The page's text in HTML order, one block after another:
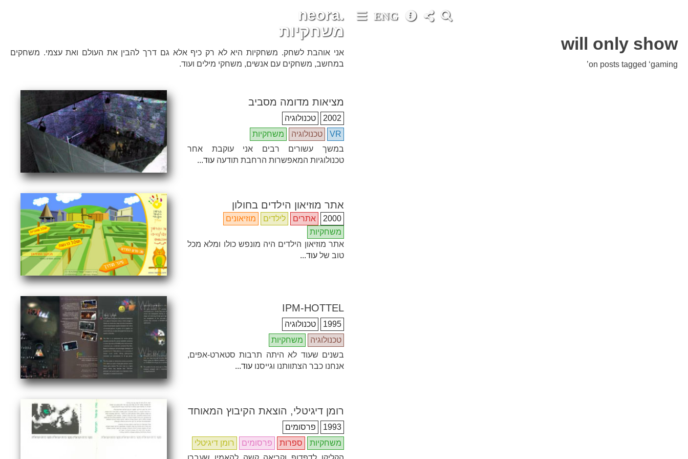
ENG
neora.
will only show
on posts tagged ‘gaming’
משחקיות
אני אוהבת לשחק. משחקיות היא לא רק כיף אלא גם דרך להבין את העולם ואת עצמי. משחקים
במחשב, משחקים עם אנשים, משחקי מילים ועוד.
מציאות מדומה מסביב
2002
טכנולוגיה
VR
טכנולוגיה
משחקיות
במשך עשורים רבים אני עוקבת אחר
טכנולוגיות המאפשרות הרחבת תודעה עוד...
אתר מוזיאון הילדים בחולון
2000 אתרים לילדים
מוזיאונים
משחקיות
אתר מוזיאון הילדים היה מונפש כולו ומלא מכל
טוב של עוד...
IPM-HOTTEL
1995
טכנולוגיה
טכנולוגיה
משחקיות
בשנים שעוד לא היתה תרבות סטארט-אפים,
אנחנו כבר הצתוותנו וגייסנו עוד...
רומן דיגיטלי, הוצאת הקיבוץ המאוחד
1993
פרסומים
משחקיות
ספרות פרסומים
רומן דיגיטלי
•••••••••••••••••••••••••••••••••••••••••••••••••••••••••••••••••••••••••••••••••••••••••••••••••••••••••••••••••••••••••••••••••••••••••••••••••••••••••••••••••••••••••